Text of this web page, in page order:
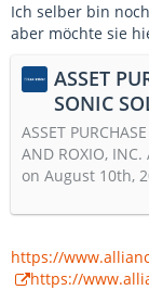
Ich selber bin
aber möchte sie
ASSET
SONIC
ASSET
AND ROXIO,
on August 10th,
https://
https://